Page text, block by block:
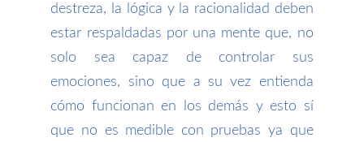
destreza, la lógica y la racionalidad deben
estar respaldadas por una mente que, no
solo sea capaz de controlar sus
emociones, sino que a su vez entienda
cómo funcionan en los demás y esto sí
que no es medible con pruebas ya que